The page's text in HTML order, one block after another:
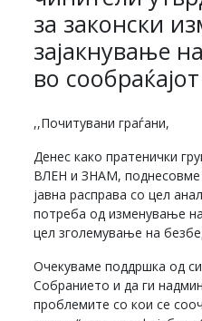
за законски
зајакнување
во сообраќајот
,,Почитувани граѓани,
Денес како пратенички
ВЛЕН и ЗНАМ,
јавна расправа со цел
потреба од изменување
цел зголемување на
Очекуваме поддршка од
Собранието и да ги
проблемите со кои се